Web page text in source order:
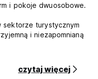
i pokoje dwuosobowe.
sektorze turystycznym
i niezapomnianą
życia
wakacji, jakie
czytaj więcej